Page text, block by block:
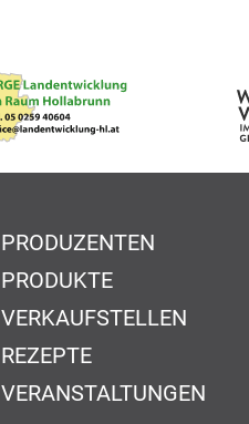
PRODUZENTEN
PRODUKTE
VERKAUFSTELLEN
REZEPTE
VERANSTALTUNGEN